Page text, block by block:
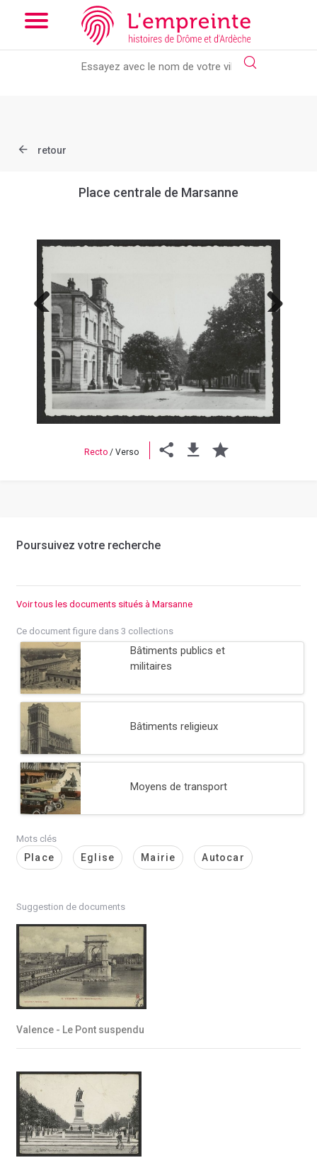
Array ( [slug] => document [ref] => B263626101_21 )
new slick-theme.css if you want the default styling
retour
Place centrale de Marsanne
Previous Next
Recto / Verso
Poursuivez votre recherche
Voir tous les documents situés à Marsanne
Ce document figure dans 3 collections
Bâtiments publics et
militaires
Bâtiments religieux
Moyens de transport
Mots clés
Place Eglise Mairie Autocar
Suggestion de documents
Valence - Le Pont suspendu